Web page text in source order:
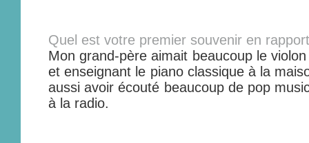
Quel est votre premier souvenir en
Mon grand-père aimait beaucoup le
et enseignant le piano classique à la
aussi avoir écouté beaucoup de pop
à la radio.